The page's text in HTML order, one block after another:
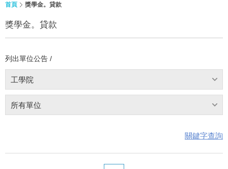
首頁 獎學金。貸款
獎學金。貸款
列出單位公告 /
工學院
所有單位
關鍵字查詢